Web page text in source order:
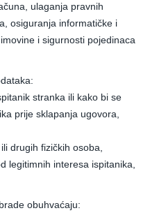
ulaganja pravnih
osiguranja informatičke i
i sigurnosti pojedinaca
stranka ili kako bi se
prije sklapanja ugovora,
drugih fizičkih osoba,
legitimnih interesa ispitanika,
obuhvaćaju: